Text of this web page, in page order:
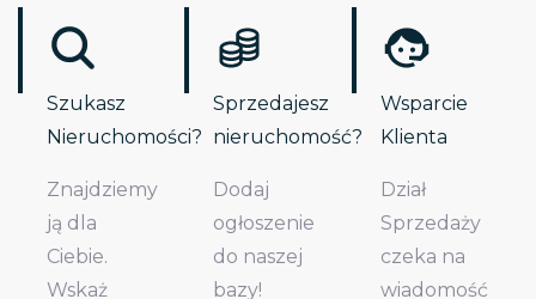
Szukasz
Nieruchomości?
Znajdziemy
ją dla
Ciebie.
Wskaż
Sprzedajesz
nieruchomość?
Dodaj
ogłoszenie
do naszej
bazy!
Wsparcie
Klienta
Dział
Sprzedaży
czeka na
wiadomość